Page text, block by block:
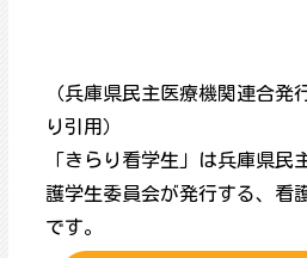
（兵庫県民主医療機関連合
り引用）
「きらり看学生」は兵庫県
護学生委員会が発行する、看
です。